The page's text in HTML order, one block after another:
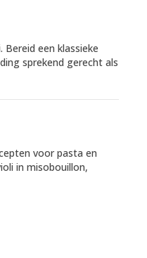
een klassieke
sprekend gerecht als
voor pasta en
in misobouillon,